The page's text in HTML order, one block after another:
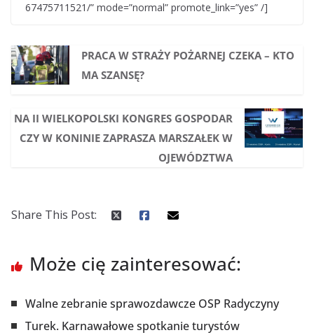
67475711521/” mode=”normal” promote_link=”yes” /]
PRACA W STRAŻY POŻARNEJ CZEKA – KTO
MA SZANSĘ?
NA II WIELKOPOLSKI KONGRES GOSPODAR
CZY W KONINIE ZAPRASZA MARSZAŁEK W
OJEWÓDZTWA
Share This Post:
Może cię zainteresować:
Walne zebranie sprawozdawcze OSP Radyczyny
Turek. Karnawałowe spotkanie turystów